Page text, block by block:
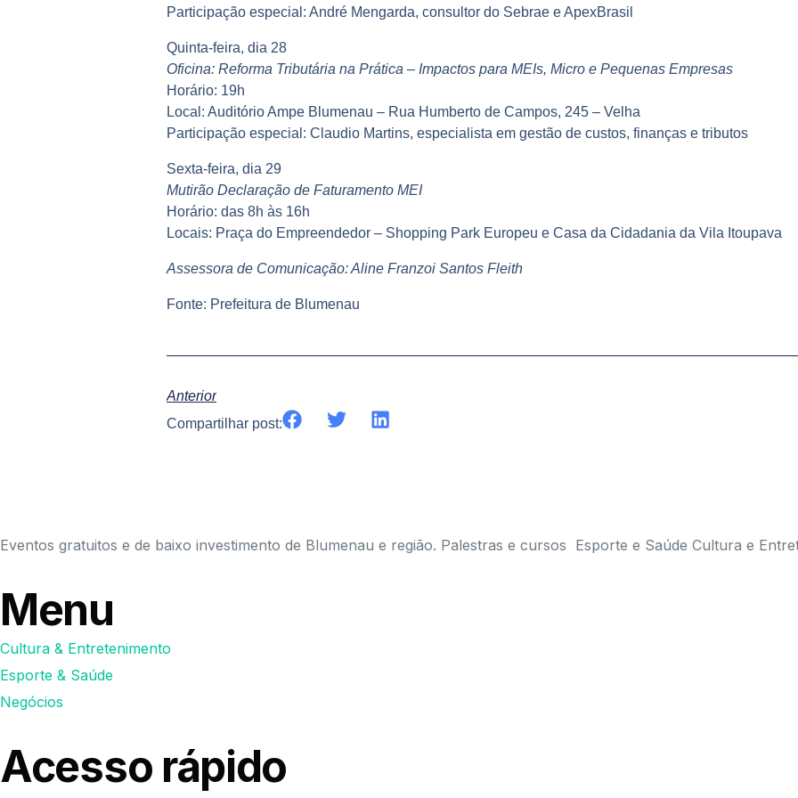
Participação especial: André Mengarda, consultor do Sebrae e ApexBrasil
Quinta-feira, dia 28
Oficina: Reforma Tributária na Prática – Impactos para MEIs, Micro e Pequenas Empresas
Horário: 19h
Local: Auditório Ampe Blumenau – Rua Humberto de Campos, 245 – Velha
Participação especial: Claudio Martins, especialista em gestão de custos, finanças e tributos
Sexta-feira, dia 29
Mutirão Declaração de Faturamento MEI
Horário: das 8h às 16h
Locais: Praça do Empreendedor – Shopping Park Europeu e Casa da Cidadania da Vila Itoupava
Assessora de Comunicação: Aline Franzoi Santos Fleith
Fonte: Prefeitura de Blumenau
Anterior
Compartilhar post:
Eventos gratuitos e de baixo investimento de Blumenau e região. Palestras e cursos Esporte e Saúde Cultura e
Menu
Cultura & Entretenimento
Esporte & Saúde
Negócios
Acesso rápido